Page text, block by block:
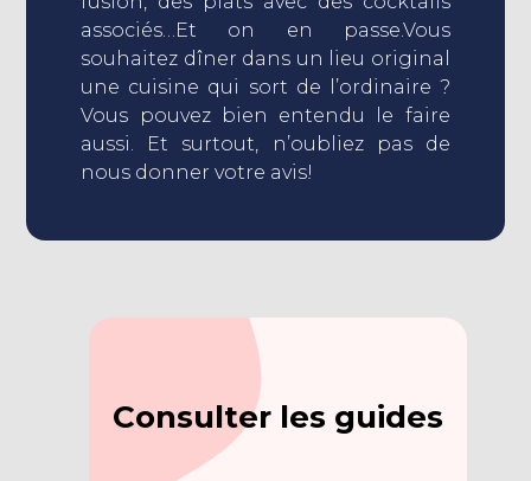
associés…Et on en passe.Vous
souhaitez dîner dans un lieu original
une cuisine qui sort de l’ordinaire ?
Vous pouvez bien entendu le faire
aussi. Et surtout, n’oubliez pas de
nous donner votre avis!
Consulter les guides